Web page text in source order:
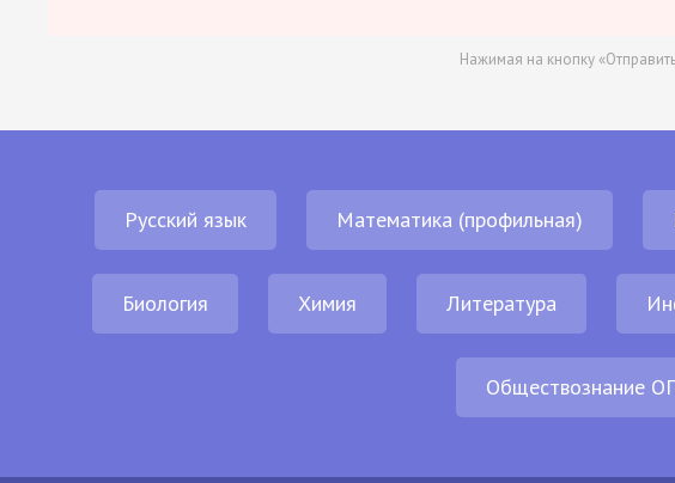
Нажимая на кнопку
Русский язык Математика (профильная)
Биология Химия Литература
Обществознание